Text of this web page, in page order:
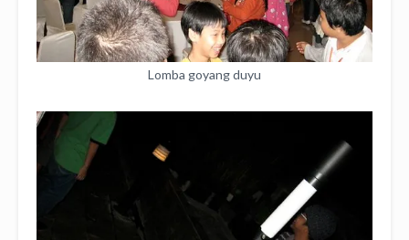
Lomba goyang duyu